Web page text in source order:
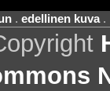
. edellinen kuva.